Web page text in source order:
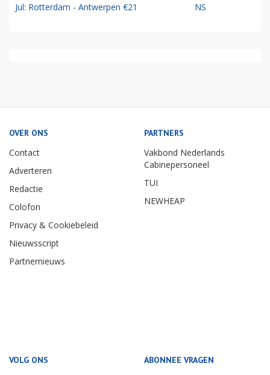
Jul: Rotterdam - Antwerpen €21 NS
OVER ONS
Contact
Adverteren
Redactie
Colofon
Privacy & Cookiebeleid
Nieuwsscript
Partnernieuws
PARTNERS
Vakbond Nederlands
Cabinepersoneel
TUI
NEWHEAP
VOLG ONS ABONNEE VRAGEN